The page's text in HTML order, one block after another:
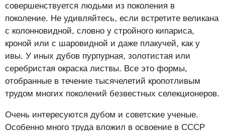
совершенствуется людьми из поколения в
поколение. Не удивляйтесь, если встретите великана
с колонновидной, словно у стройного кипариса,
кроной или с шаровидной и даже плакучей, как у
ивы. У иных дубов пурпурная, золотистая или
серебристая окраска листвы. Все это формы,
отобранные в течение тысячелетий кропотливым
трудом многих поколений безвестных селекционеров.
Очень интересуются дубом и советские ученые.
Особенно много труда вложил в освоение в СССР